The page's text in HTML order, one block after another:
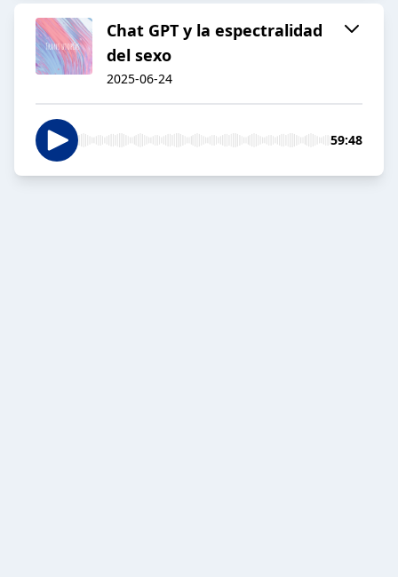
Chat GPT y la espectralidad
del sexo
2025-06-24
59:48